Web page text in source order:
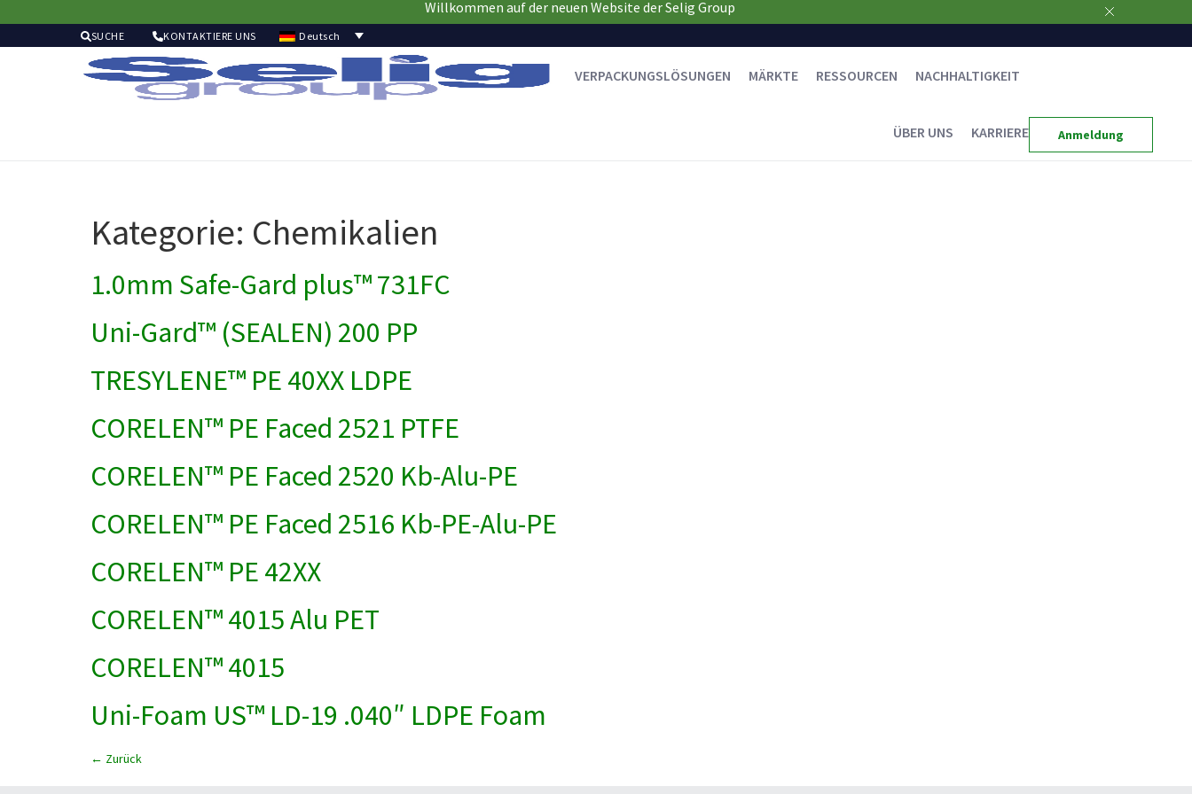
Willkommen auf der neuen Website der Selig Group
SUCHE KONTAKTIERE UNS Deutsch
VERPACKUNGSLÖSUNGEN MÄRKTE RESSOURCEN NACHHALTIGKEIT
ÜBER UNS KARRIERE Anmeldung
Kategorie: Chemikalien
1.0mm Safe-Gard plus™ 731FC
Uni-Gard™ (SEALEN) 200 PP
TRESYLENE™ PE 40XX LDPE
CORELEN™ PE Faced 2521 PTFE
CORELEN™ PE Faced 2520 Kb-Alu-PE
CORELEN™ PE Faced 2516 Kb-PE-Alu-PE
CORELEN™ PE 42XX
CORELEN™ 4015 Alu PET
CORELEN™ 4015
Uni-Foam US™ LD-19 .040″ LDPE Foam
← Zurück